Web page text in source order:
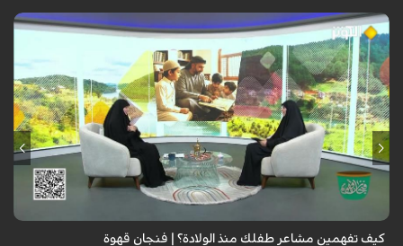
الطفل لا يعرف كيف يعبر عن مشاعره، فتعلمي الفرق بين خوفه وقلقه وتوتره
وحاجته إليك، لتبني شخصية سوية..
كيف تفهمين مشاعر طفلك منذ الولادة؟ | فنجان قهوة